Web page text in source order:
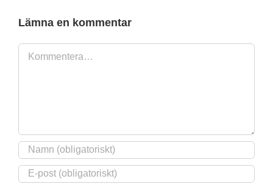
Lämna en kommentar
Kommentar